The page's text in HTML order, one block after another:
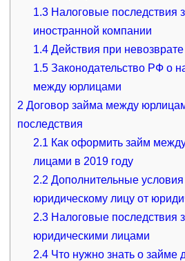
1.3 Налоговые последствия
иностранной компании
1.4 Действия при невозврате
1.5 Законодательство РФ о
между юрлицами
2 Договор займа между
последствия
2.1 Как оформить займ
лицами в 2019 году
2.2 Дополнительные
юридическому лицу от
2.3 Налоговые последствия
юридическими лицами
2.4 Что нужно знать о займе